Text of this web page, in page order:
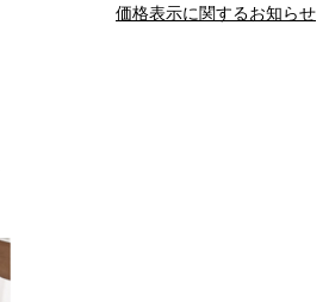
夫との関係
新津春子 どか食い
価格表示に関するお知らせ